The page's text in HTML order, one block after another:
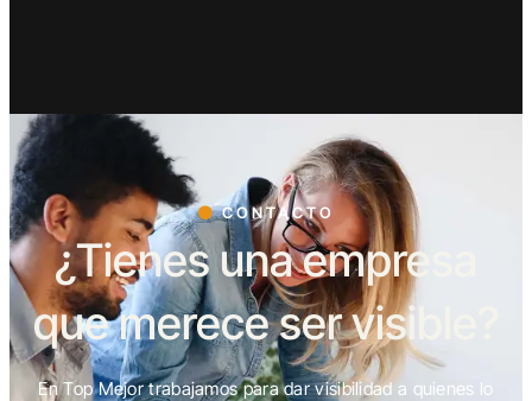
CONTACTO
¿Tienes una empresa
que merece ser visible?
En Top Mejor trabajamos para dar visibilidad a quienes lo